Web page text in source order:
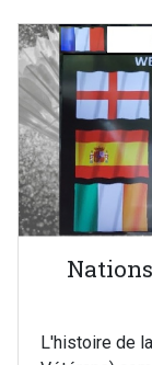
L'histoire de